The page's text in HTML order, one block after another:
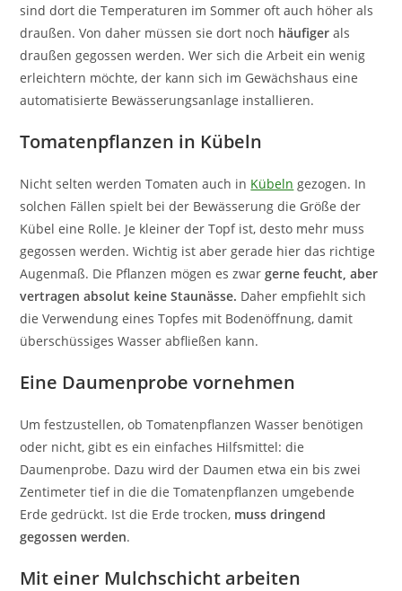
sind dort die Temperaturen im Sommer oft auch höher als
draußen. Von daher müssen sie dort noch häufiger als
draußen gegossen werden. Wer sich die Arbeit ein wenig
erleichtern möchte, der kann sich im Gewächshaus eine
automatisierte Bewässerungsanlage installieren.
Tomatenpflanzen in Kübeln
Nicht selten werden Tomaten auch in Kübeln gezogen. In
solchen Fällen spielt bei der Bewässerung die Größe der
Kübel eine Rolle. Je kleiner der Topf ist, desto mehr muss
gegossen werden. Wichtig ist aber gerade hier das richtige
Augenmaß. Die Pflanzen mögen es zwargerne feucht, aber
vertragen absolut keine Staunässe. Daher empfiehlt sich
die Verwendung eines Topfes mit Bodenöffnung, damit
überschüssiges Wasser abfließen kann.
Eine Daumenprobe vornehmen
Um festzustellen, ob Tomatenpflanzen Wasser benötigen
oder nicht, gibt es ein einfaches Hilfsmittel: die
Daumenprobe. Dazu wird der Daumen etwa ein bis zwei
Zentimeter tief in die die Tomatenpflanzen umgebende
Erde gedrückt. Ist die Erde trocken, muss dringend
gegossen werden.
Mit einer Mulchschicht arbeiten